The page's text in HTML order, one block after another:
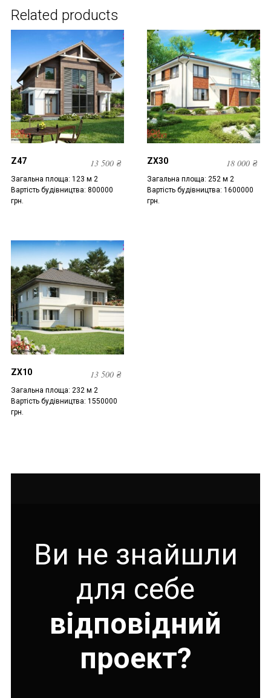
Related products
Z47 13 500₴
Загальна площа: 123 м 2
Вартість будівництва: 800000
грн.
ZX30 18 000 ₴
Загальна площа: 252 м 2
Вартість будівництва: 1600000
грн.
ZX10 13 500₴
Загальна площа: 232 м 2
Вартість будівництва: 1550000
грн.
Ви не знайшли
для себе
відповідний
проект?